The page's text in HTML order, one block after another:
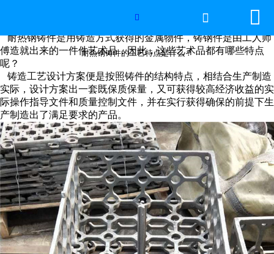
网站首页
2026年国际足联世界杯
产品中心
服务优势
新闻资讯
工程案例
厂容厂景
荣誉资质

耐热钢铸件的工艺特点是什么？
 
耐热钢铸件的工艺特点是什么？
耐热钢铸件是用铸造方式获得的金属物件，铸钢件是由工人师
傅造就出来的一件件艺术品，因此，这些艺术品都有哪些特点
呢？
铸造工艺设计方案便是按照铸件的结构特点，相结合生产制造
实际，设计方案出一套既保质保量，又可获得较高经济收益的实
际操作指导文件和质量控制文件，并在实行获得确保的前提下生
产制造出了满足要求的产品。